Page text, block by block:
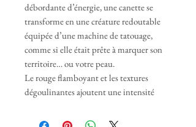
débordante d’énergie, une canette se
transforme en une créature redoutable
équipée d’une machine de tatouage,
comme si elle était prête à marquer son
territoire… ou votre peau.
Le rouge flamboyant et les textures
dégoulinantes ajoutent une intensité
boisson énergisante et art du tatouage.